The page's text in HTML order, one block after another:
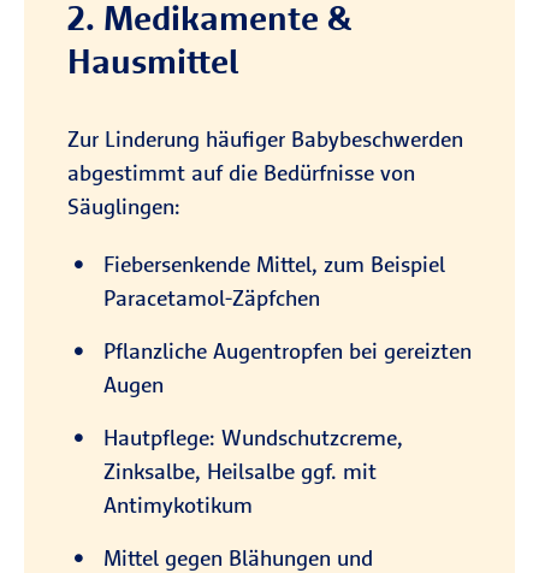
2. Medikamente &
Hausmittel
Zur Linderung häufiger Babybeschwerden
abgestimmt auf die Bedürfnisse von
Säuglingen:
Fiebersenkende Mittel, zum Beispiel
Paracetamol-Zäpfchen
Pflanzliche Augentropfen bei gereizten
Augen
Hautpflege: Wundschutzcreme,
Zinksalbe, Heilsalbe ggf. mit
Antimykotikum
Mittel gegen Blähungen und